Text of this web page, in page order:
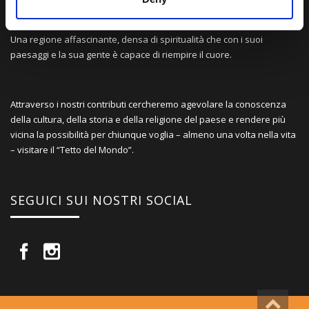
Una comunità di appassionati della cultura tibetana che hanno
Una regione affascinante, densa di spiritualità che con i suoi
paesaggi e la sua gente è capace di riempire il cuore.
Attraverso i nostri contributi cercheremo agevolare la conoscenza
della cultura, della storia e della religione del paese e rendere più
vicina la possibilità per chiunque voglia – almeno una volta nella vita
– visitare il “Tetto del Mondo”.
SEGUICI SUI NOSTRI SOCIAL